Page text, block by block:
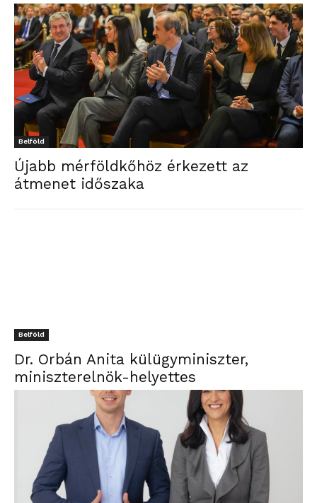
Belföld
Újabb mérföldkőhöz érkezett az
átmenet időszaka
Belföld
Dr. Orbán Anita külügyminiszter,
miniszterelnök-helyettes